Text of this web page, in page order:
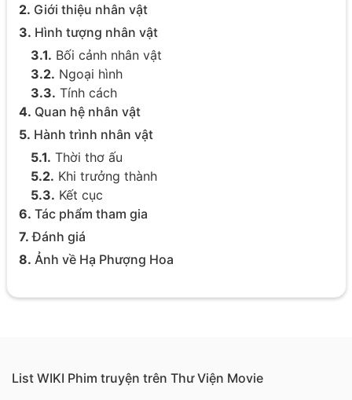
2. Giới thiệu nhân vật
3. Hình tượng nhân vật
3.1. Bối cảnh nhân vật
3.2. Ngoại hình
3.3. Tính cách
4. Quan hệ nhân vật
5. Hành trình nhân vật
5.1. Thời thơ ấu
5.2. Khi trưởng thành
5.3. Kết cục
6. Tác phẩm tham gia
7. Đánh giá
8. Ảnh về Hạ Phượng Hoa
List WIKI Phim truyện trên Thư Viện Movie